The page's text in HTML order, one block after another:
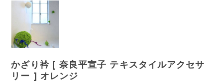
かざり衿 [ 奈良平宣子 テキスタイルアクセサ
リー ] オレンジ